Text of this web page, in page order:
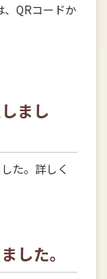
QRコードか
まし
た。詳しく
した。